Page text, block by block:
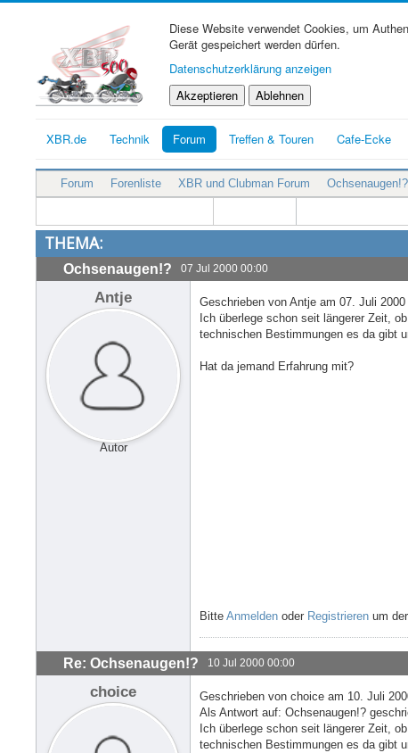
Diese Website verwendet Cookies, um
Gerät gespeichert werden dürfen.
Datenschutzerklärung anzeigen
Akzeptieren
Ablehnen
XBR.de Technik Forum Treffen & Touren Cafe-Ecke
Forum Forenliste XBR und Clubman Forum Ochsenaugen!?
THEMA:
Ochsenaugen!? 07 Jul 2000 00:00
Antje
Autor
Geschrieben von Antje am 07. Juli 2000
Ich überlege schon seit längerer Zeit,
technischen Bestimmungen es da gibt
Hat da jemand Erfahrung mit?
Bitte Anmelden oder Registrieren um
Re: Ochsenaugen!? 10 Jul 2000 00:00
choice
Geschrieben von choice am 10. Juli
Als Antwort auf: Ochsenaugen!?
Ich überlege schon seit längerer Zeit,
technischen Bestimmungen es da gibt